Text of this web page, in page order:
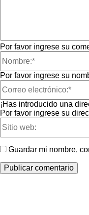
Por favor ingrese su
Por favor ingrese su
¡Has introducido una
Por favor ingrese su
Guardar mi nombre,